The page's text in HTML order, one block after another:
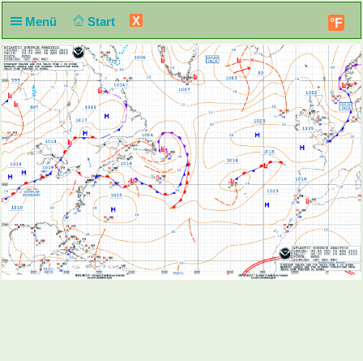
Menü Start X °F